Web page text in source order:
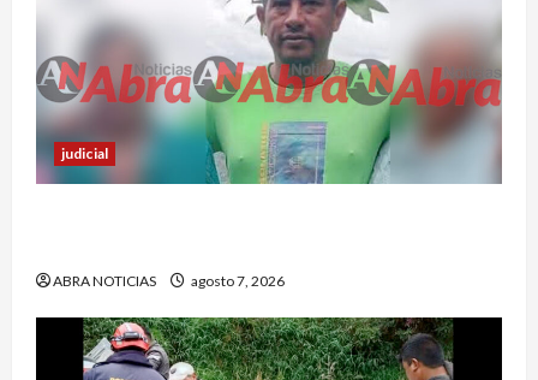
judicial
ABRA NOTICIAS agosto 7, 2026